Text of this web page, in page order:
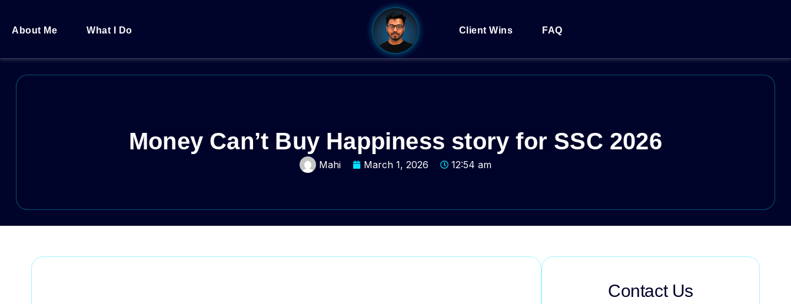
About Me What I Do Client Wins FAQ
Money Can’t Buy Happiness story for SSC 2026
Mahi March 1, 2026 12:54 am
Contact Us